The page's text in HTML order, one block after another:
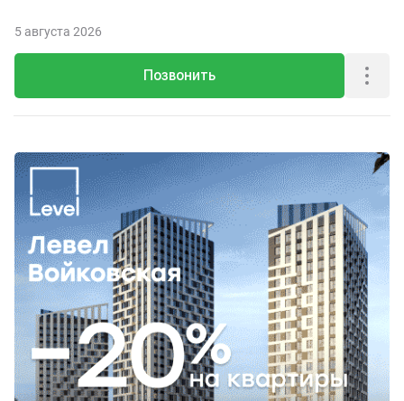
Позвонить
5 августа 2026